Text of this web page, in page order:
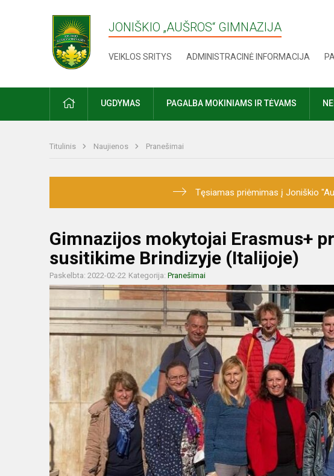
JONIŠKIO „AUŠROS“ GIMNAZIJA
VEIKLOS SRITYS ADMINISTRACINĖ INFORMACIJA
UGDYMAS PAGALBA MOKINIAMS IR TĖVAMS
Titulinis Naujienos Pranešimai
Tęsiamas priėmimas į Joniškio
Gimnazijos mokytojai Erasmus+
susitikime Brindizyje (Italijoje)
Paskelbta: 2022-02-22 Kategorija: Pranešimai